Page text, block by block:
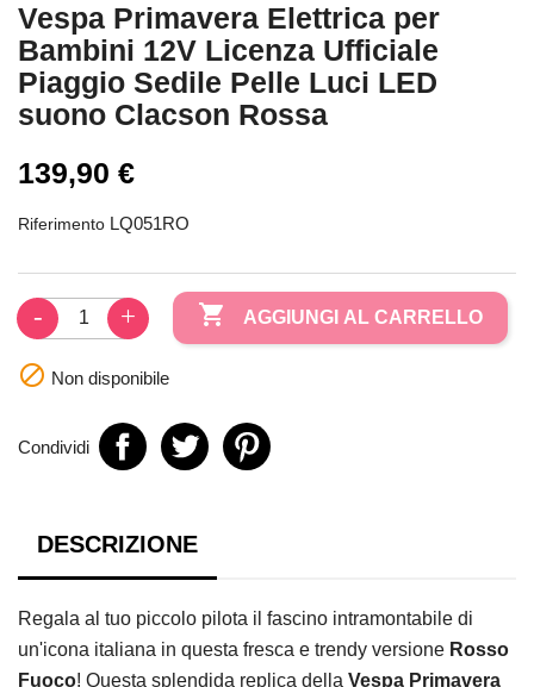
Vespa Primavera Elettrica per
Bambini 12V Licenza Ufficiale
Piaggio Sedile Pelle Luci LED
suono Clacson Rossa
139,90 €
Riferimento LQ051RO
 AGGIUNGI AL CARRELLO
 Non disponibile
Condividi
DESCRIZIONE
Regala al tuo piccolo pilota il fascino intramontabile di
un'icona italiana in questa fresca e trendy versione Rosso
Fuoco! Questa splendida replica della Vespa Primavera